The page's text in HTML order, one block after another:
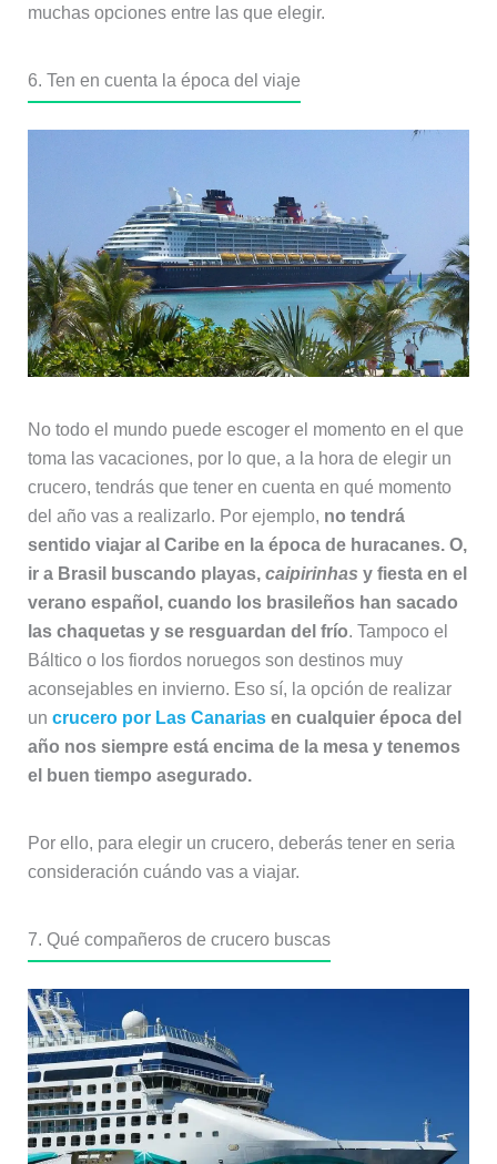
muchas opciones entre las que elegir.
6. Ten en cuenta la época del viaje
No todo el mundo puede escoger el momento en el que
toma las vacaciones, por lo que, a la hora de elegir un
crucero, tendrás que tener en cuenta en qué momento
del año vas a realizarlo. Por ejemplo, no tendrá
sentido viajar al Caribe en la época de huracanes. O,
ir a Brasil buscando playas, caipirinhas y fiesta en el
verano español, cuando los brasileños han sacado
las chaquetas y se resguardan del frío. Tampoco el
Báltico o los fiordos noruegos son destinos muy
aconsejables en invierno. Eso sí, la opción de realizar
un crucero por Las Canarias en cualquier época del
año nos siempre está encima de la mesa y tenemos
el buen tiempo asegurado.
Por ello, para elegir un crucero, deberás tener en seria
consideración cuándo vas a viajar.
7. Qué compañeros de crucero buscas